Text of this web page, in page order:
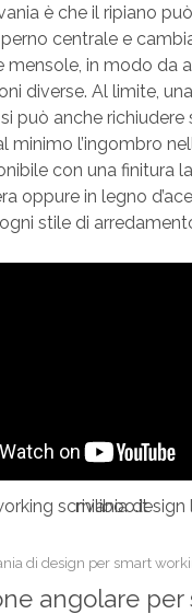
è che il ripiano
centrale e
mensole, in modo da
diverse. Al limite,
può anche richiudere
minimo l’ingombro
con una finitura
oppure in legno
stile di
di design per smart
angolare per